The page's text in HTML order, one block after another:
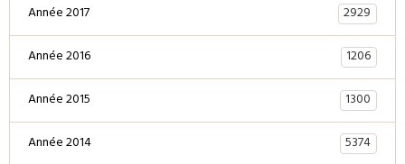
Année 2017
2929
Année 2016
1206
Année 2015
1300
Année 2014
5374